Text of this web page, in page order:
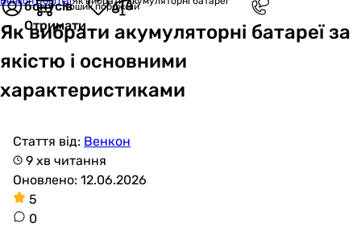
бонусів
Отримати
Кошик порожній
Як вибрати акумуляторні батареї за
якістю і основними
характеристиками
Стаття від: Венкон
9 хв читання
Оновлено: 12.06.2026
5
0